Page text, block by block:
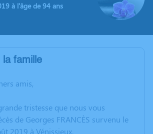
à l'âge de 94 ans
la famille
amis,
tristesse que nous vous
de Georges FRANCÈS survenu le
2019 à Vénissieux.